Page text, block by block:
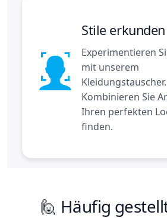
Stile erkunden
Experimentieren
mit unserem
Kleidungstauscher.
Kombinieren Sie
Ihren perfekten
finden.
🙋 Häufig